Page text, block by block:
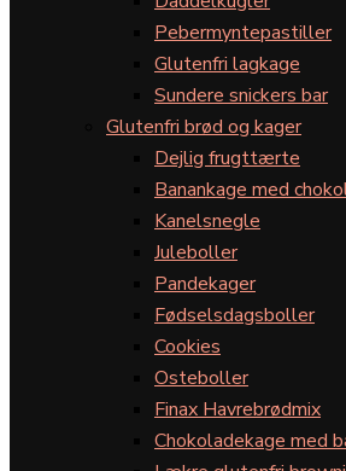
Pebermyntepastiller
Glutenfri lagkage
Sundere snickers bar
Glutenfri brød og kager
Dejlig frugttærte
Banankage med
Kanelsnegle
Juleboller
Pandekager
Fødselsdagsboller
Cookies
Osteboller
Finax Havrebrødmix
Chokoladekage med